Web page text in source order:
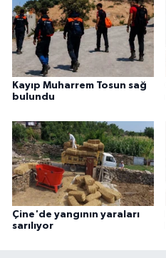
Kayıp Muharrem Tosun sağ
bulundu
Çine'de yangının yaraları
sarılıyor